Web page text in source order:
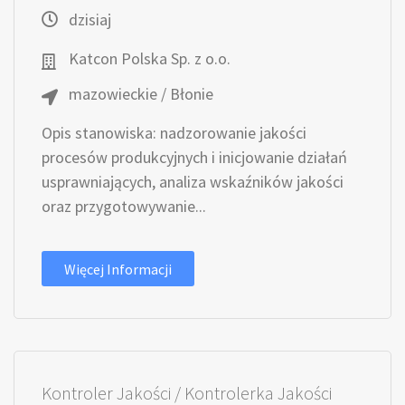
dzisiaj
Katcon Polska Sp. z o.o.
mazowieckie / Błonie
Opis stanowiska: nadzorowanie jakości
procesów produkcyjnych i inicjowanie działań
usprawniających, analiza wskaźników jakości
oraz przygotowywanie...
Więcej Informacji
Kontroler Jakości / Kontrolerka Jakości